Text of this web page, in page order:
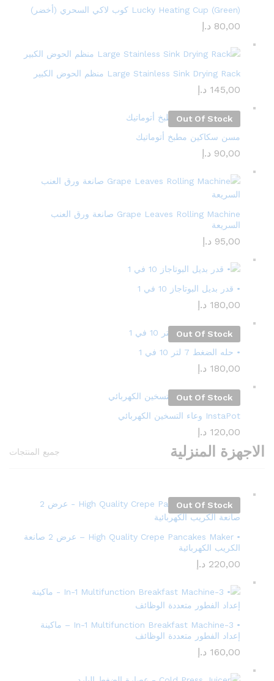
Lucky Heating Cup (Green) كوب لاكي السحري (أخضر)
80,00 د.إ
Large Stainless Sink Drying Rack منظم الحوض الكبير
145,00 د.إ
Out Of Stock
مسن سكاكين مطبخ أتوماتيك
90,00 د.إ
Grape Leaves Rolling Machine صانعة ورق العنب
السريعة
95,00 د.إ
• قدر بديل البوتاجاز 10 في 1
180,00 د.إ
Out Of Stock
• حله الضغط 7 لتر 10 في 1
180,00 د.إ
Out Of Stock
InstaPot وعاء التسخين الكهربائي
120,00 د.إ
الاجهزة المنزلية جميع المنتجات
Out Of Stock
• High Quality Crepe Pancakes Maker – عرض 2 صانعة
الكريب الكهربائية
220,00 د.إ
• 3-In-1 Multifunction Breakfast Machine – ماكينة
إعداد الفطور متعددة الوظائف
160,00 د.إ